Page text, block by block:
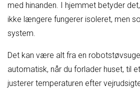
med hinanden. I hjemmet betyder
ikke længere fungerer isoleret, men
system.
Det kan være alt fra en
automatisk, når du forlader huset, til
justerer temperaturen efter